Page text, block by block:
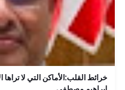
خرائط القلب:الأماكن التي لا تراها